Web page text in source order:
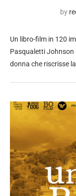
by
Un libro-film in 120
Pasqualetti Johnson
donna che riscrisse